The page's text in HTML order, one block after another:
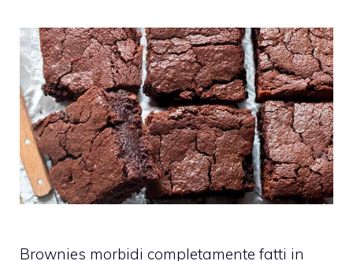
Brownies morbidi completamente fatti in